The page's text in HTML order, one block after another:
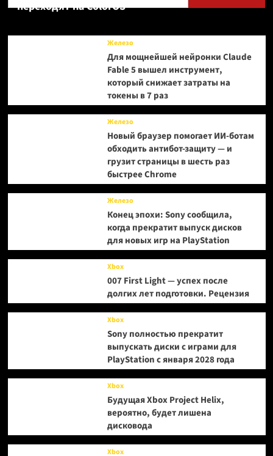
переходят на ColorOS
Железо
Для мощнейшей нейронки Claude
Fable 5 вышел инструмент,
который снижает затраты на
токены в 7 раз
Железо
Новый браузер помогает ИИ-ботам
обходить антибот-защиту — и
грузит страницы в шесть раз
быстрее Chrome
Железо
Конец эпохи: Sony сообщила,
когда прекратит выпуск дисков
для новых игр на PlayStation
Xbox
007 First Light — успех после
долгих лет подготовки. Рецензия
Xbox
Sony полностью прекратит
выпускать диски с играми для
PlayStation с января 2028 года
Xbox
Будущая Xbox Project Helix,
вероятно, будет лишена
дисковода
Xbox